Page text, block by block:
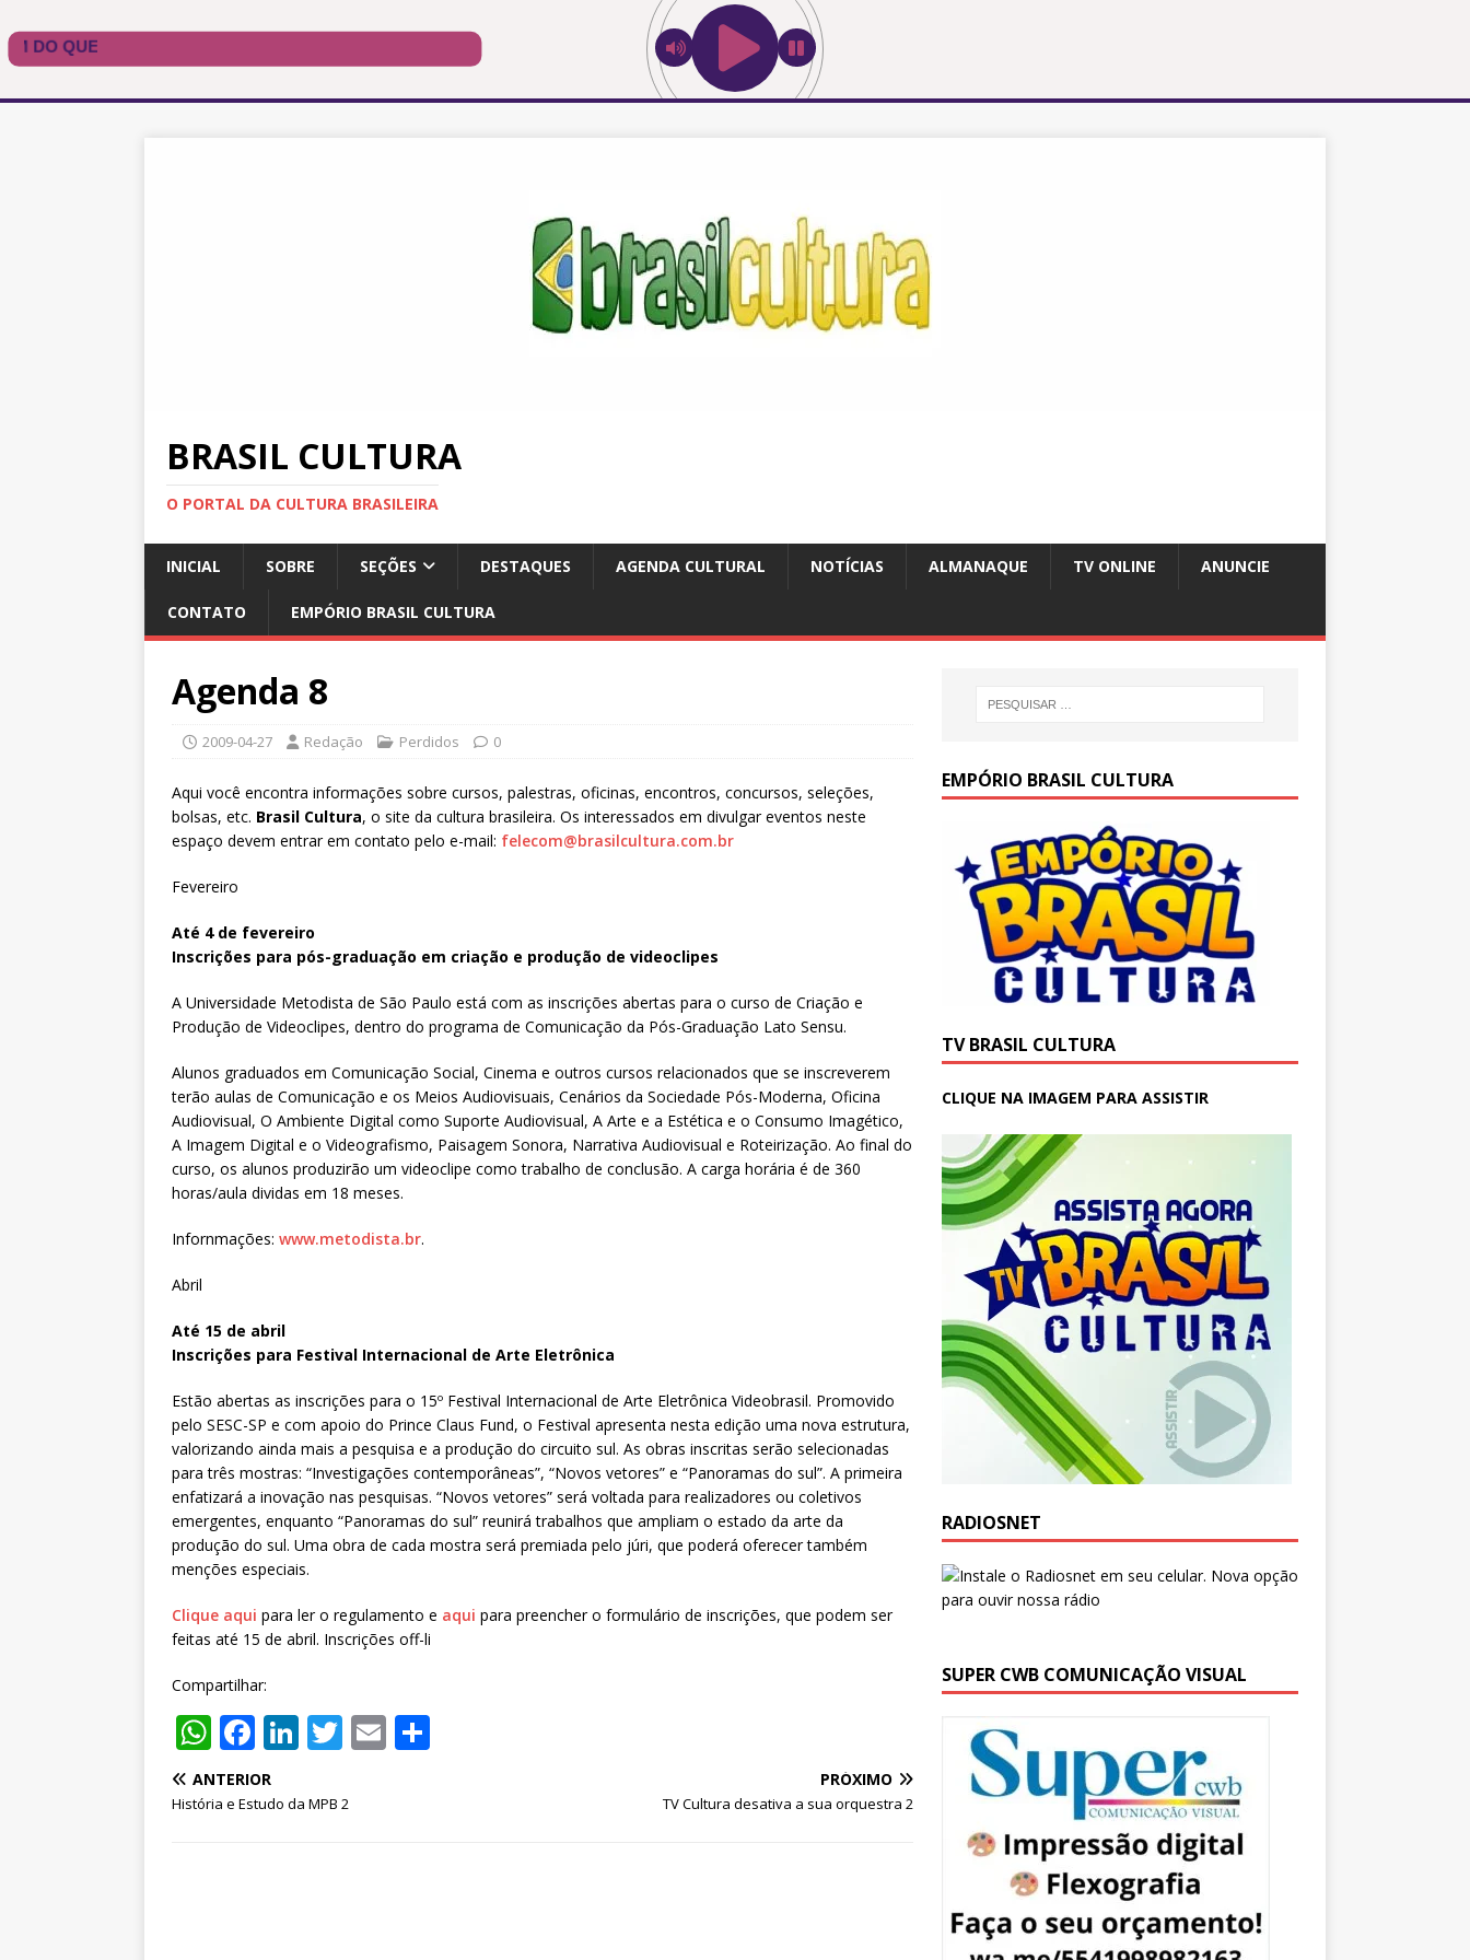
BRASIL CULTURA
O PORTAL DA CULTURA BRASILEIRA
INICIAL SOBRE SEÇÕES DESTAQUES AGENDA CULTURAL NOTÍCIAS ALMANAQUE TV ONLINE ANUNCIE
CONTATO EMPÓRIO BRASIL CULTURA
Agenda 8
2009-04-27 Redação Perdidos 0
Aqui você encontra informações sobre cursos, palestras, oficinas, encontros, concursos, seleções,
bolsas, etc. Brasil Cultura, o site da cultura brasileira. Os interessados em divulgar eventos neste
espaço devem entrar em contato pelo e-mail: felecom@brasilcultura.com.br
Fevereiro
Até 4 de fevereiro
Inscrições para pós-graduação em criação e produção de videoclipes
A Universidade Metodista de São Paulo está com as inscrições abertas para o curso de Criação e
Produção de Videoclipes, dentro do programa de Comunicação da Pós-Graduação Lato Sensu.
Alunos graduados em Comunicação Social, Cinema e outros cursos relacionados que se inscreverem
terão aulas de Comunicação e os Meios Audiovisuais, Cenários da Sociedade Pós-Moderna, Oficina
Audiovisual, O Ambiente Digital como Suporte Audiovisual, A Arte e a Estética e o Consumo Imagético,
A Imagem Digital e o Videografismo, Paisagem Sonora, Narrativa Audiovisual e Roteirização. Ao final do
curso, os alunos produzirão um videoclipe como trabalho de conclusão. A carga horária é de 360
horas/aula dividas em 18 meses.
Infornmações: www.metodista.br.
Abril
Até 15 de abril
Inscrições para Festival Internacional de Arte Eletrônica
Estão abertas as inscrições para o 15º Festival Internacional de Arte Eletrônica Videobrasil. Promovido
pelo SESC-SP e com apoio do Prince Claus Fund, o Festival apresenta nesta edição uma nova estrutura,
valorizando ainda mais a pesquisa e a produção do circuito sul. As obras inscritas serão selecionadas
para três mostras: “Investigações contemporâneas”, “Novos vetores” e “Panoramas do sul”. A primeira
enfatizará a inovação nas pesquisas. “Novos vetores” será voltada para realizadores ou coletivos
emergentes, enquanto “Panoramas do sul” reunirá trabalhos que ampliam o estado da arte da
produção do sul. Uma obra de cada mostra será premiada pelo júri, que poderá oferecer também
menções especiais.
Clique aqui para ler o regulamento e aqui para preencher o formulário de inscrições, que podem ser
feitas até 15 de abril. Inscrições off-li
Compartilhar:
W
h
at
F
a
c
Li
k
T
it
E
ANTERIOR
História e Estudo da MPB 2
PRÓXIMO
TV Cultura desativa a sua orquestra 2
EMPÓRIO BRASIL CULTURA
TV BRASIL CULTURA
CLIQUE NA IMAGEM PARA ASSISTIR
RADIOSNET
SUPER CWB COMUNICAÇÃO VISUAL